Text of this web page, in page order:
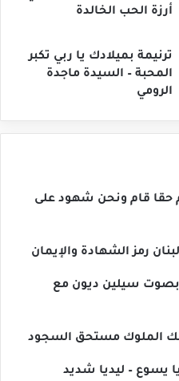
أرزة الحب الخالدة
ترنيمة بميلادك يا ربي تكبر
المحبة – السيدة ماجدة
الرومي
حقا قام ونحن شهود على
رمز الشهادة والإيمان
ترنيمة أفي ماريا Ave Maria بصوت سيلين ديون مع
الملوك مستحق السجود
يسوع – ليديا شديد